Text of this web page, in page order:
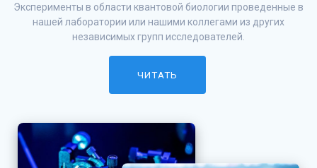
Эксперименты в области квантовой биологии проведенные в
нашей лаборатории или нашими коллегами из других
независимых групп исследователей.
ЧИТАТЬ